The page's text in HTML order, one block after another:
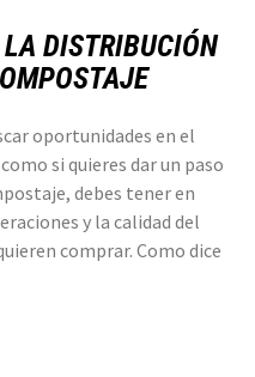
DISTRIBUCIÓN
oportunidades en el
si quieres dar un paso
debes tener en
y la calidad del
comprar. Como dice